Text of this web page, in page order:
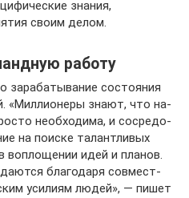
знания,
своим делом.
работу
зарабатывание состояния
«Мил­ли­о­не­ры знают, что на­
необ­хо­ди­ма, и со­сре­до­
на по­ис­ке талант­ли­вых
идей и пла­нов.
бла­го­да­ря сов­мест­
уси­ли­ям людей», — пишет